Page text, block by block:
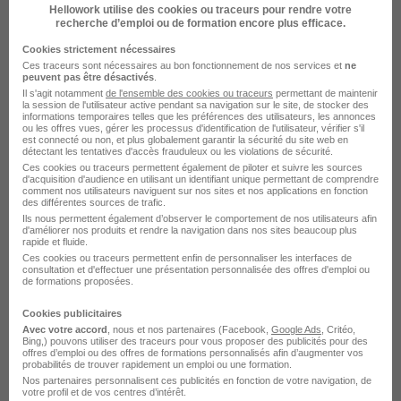
Orvault - 44 CDI
Temps partiel
12,31 - 12,67 € / heure
Voir l’offre
il y a 21 jours
Employé de Ménage-Repassage à
Orvault 44700 H/F
O2
Orvault - 44 CDI
Temps partiel
12,31 - 12,67 € / heure
Voir l’offre
Hellowork utilise des cookies ou traceurs pour rendre votre
recherche d’emploi ou de formation encore plus efficace.
Cookies strictement nécessaires
Ces traceurs sont nécessaires au bon fonctionnement de nos services et ne
peuvent pas être désactivés
Il s'agit notamment de l'ensemble des cookies ou traceurs permettant de maintenir
la session de l'utilisateur active pendant sa navigation sur le site, de stocker des
informations temporaires telles que les préférences des utilisateurs, les annonces
ou les offres vues, gérer les processus d'identification de l'utilisateur, vérifier s'il
est connecté ou non, et plus globalement garantir la sécurité du site web en
détectant les tentatives d'accès frauduleux ou les violations de sécurité.
Ces cookies ou traceurs permettent également de piloter et suivre les sources
d'acquisition d'audience en utilisant un identifiant unique permettant de comprendre
comment nos utilisateurs naviguent sur nos sites et nos applications en fonction
des différentes sources de trafic.
Ils nous permettent également d’observer le comportement de nos utilisateurs afin
d'améliorer nos produits et rendre la navigation dans nos sites beaucoup plus
rapide et fluide.
Ces cookies ou traceurs permettent enfin de personnaliser les interfaces de
consultation et d'effectuer une présentation personnalisée des offres d'emploi ou
de formations proposées.
Cookies publicitaires
Avec votre accord , nous et nos partenaires (Facebook, Google Ads , Critéo,
Bing,) pouvons utiliser des traceurs pour vous proposer des publicités pour des
offres d’emploi ou des offres de formations personnalisés afin d’augmenter vos
probabilités de trouver rapidement un emploi ou une formation.
Nos partenaires personnalisent ces publicités en fonction de votre navigation, de
votre profil et de vos centres d’intérêt.